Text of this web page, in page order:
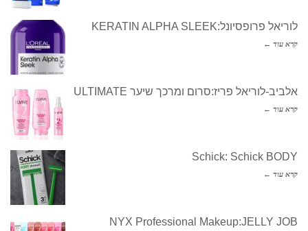
לוריאל פרופסיונל:KERATIN ALPHA SLEEK
קרא עוד ←
אלביב-לוריאל פריז:סרום ומרכך שיער ULTIMATE
קרא עוד ←
Schick: Schick BODY
קרא עוד ←
NYX Professional Makeup:JELLY JOB